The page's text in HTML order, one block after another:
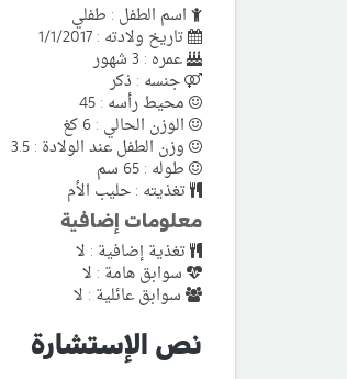
اسم الطفل : طفلي
تاريخ ولادته : 1/1/2017
عمره : 3 شهور
جنسه : ذكر
محيط رأسه : 45
الوزن الحالي : 6 كغ
وزن الطفل عند الولادة : 3.5
طوله : 65 سم
تغذيته : حليب الأم
معلومات إضافية
تغذية إضافية : لا
سوابق هامة : لا
سوابق عائلية : لا
نص الإستشارة